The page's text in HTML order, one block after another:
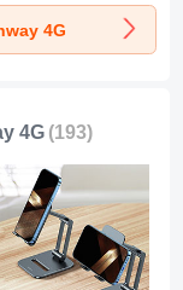
A10 für
Highway 4G
4G
4G (193)